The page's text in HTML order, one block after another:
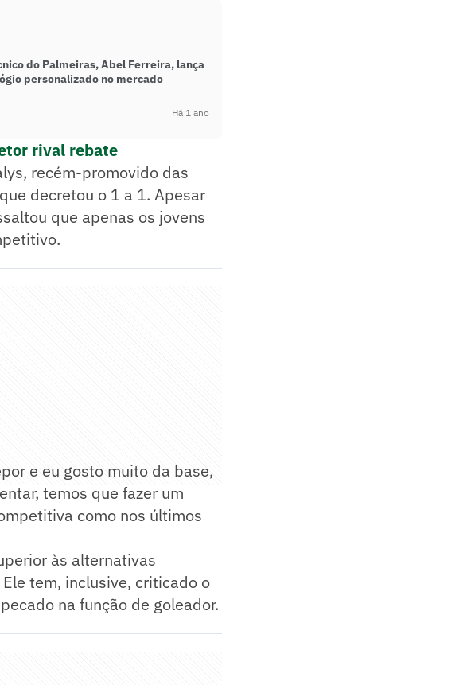
do Palmeiras, Abel Ferreira, lança
personalizado no mercado
Há 1 ano
rival rebate
recém-promovido das
decretou o 1 a 1. Apesar
que apenas os jovens
e eu gosto muito da base,
temos que fazer um
como nos últimos
às alternativas
tem, inclusive, criticado o
na função de goleador.